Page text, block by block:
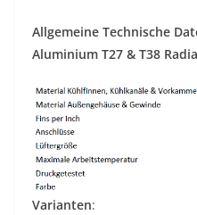
Allgemeine Technische
Aluminium T27 & T38
Varianten: